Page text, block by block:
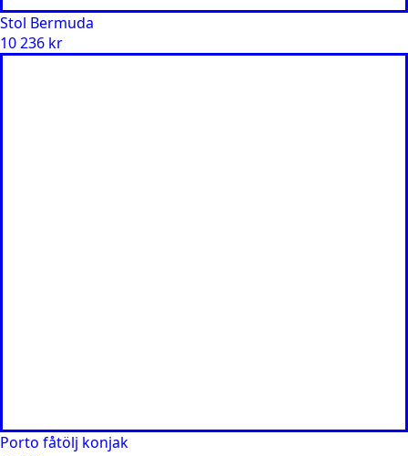
Stol Bermuda
10 236 kr
Porto fåtölj konjak